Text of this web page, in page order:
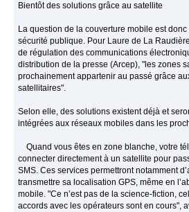
Bientôt des solutions grâce au satellite
La question de la couverture mobile est
sécurité publique. Pour Laure de La
de régulation des communications
distribution de la presse (Arcep), "les zones
prochainement appartenir au passé grâce
satellitaires".
Selon elle, des solutions existent déjà et
intégrées aux réseaux mobiles dans les
Quand vous êtes en zone blanche, votre
connecter directement à un satellite pour
SMS. Ces services permettront notamment
transmettre sa localisation GPS, même en
mobile. "Ce n’est pas de la science-fiction,
accords avec les opérateurs sont en cours",